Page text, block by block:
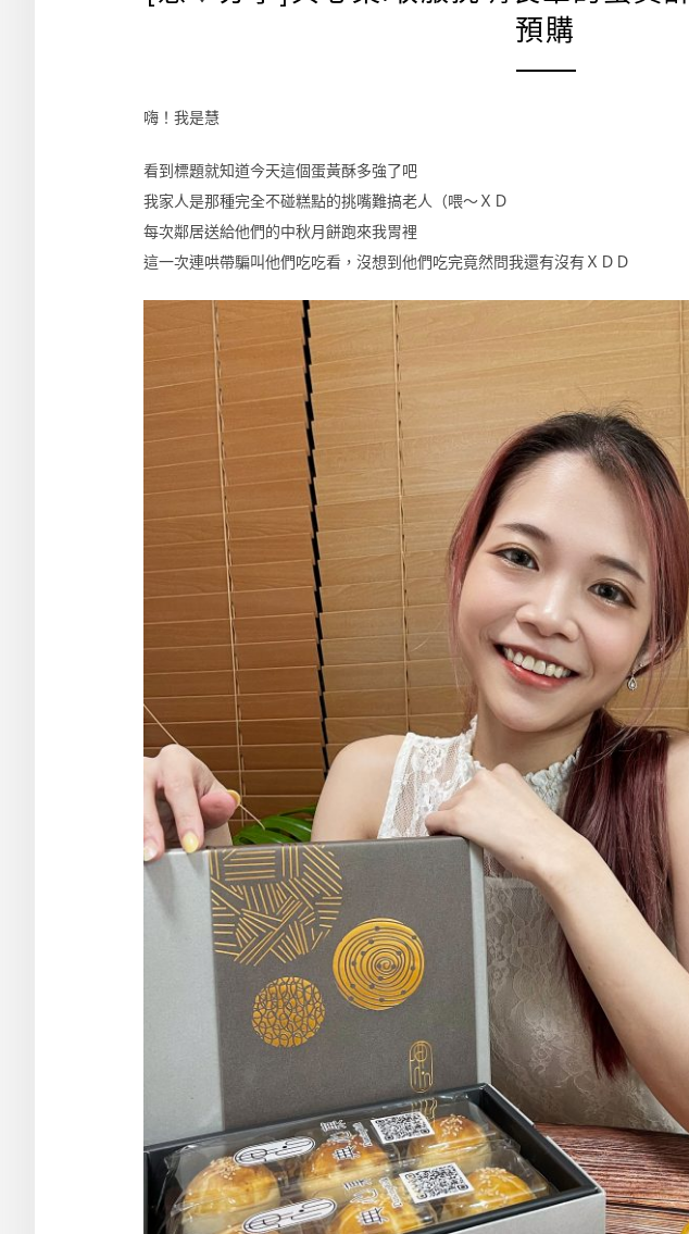
預購
嗨！我是慧
看到標題就知道今天這個蛋黃酥多強了吧
我家人是那種完全不碰糕點的挑嘴難搞老人（喂～ＸＤ
每次鄰居送給他們的中秋月餅跑來我胃裡
這一次連哄帶騙叫他們吃吃看，沒想到他們吃完竟然問我還有沒有ＸＤＤ